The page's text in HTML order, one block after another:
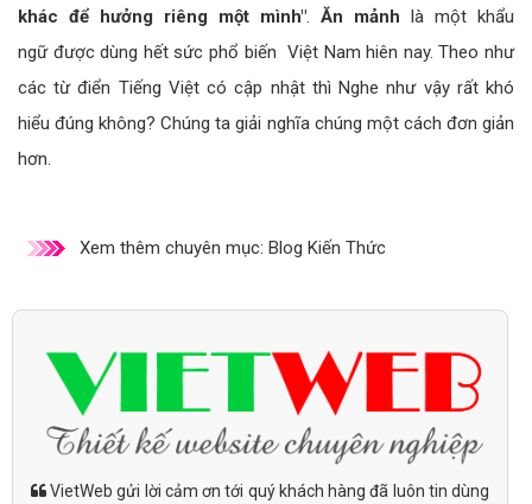
khác để hưởng riêng một mình". Ăn mảnh là một khẩu
ngữ được dùng hết sức phổ biến Việt Nam hiên nay. Theo như
các từ điển Tiếng Việt có cập nhật thì Nghe như vậy rất khó
hiểu đúng không? Chúng ta giải nghĩa chúng một cách đơn giản
hơn.
Xem thêm chuyên mục: Blog Kiến Thức
VietWeb gửi lời cảm ơn tới quý khách hàng đã luôn tin dùng